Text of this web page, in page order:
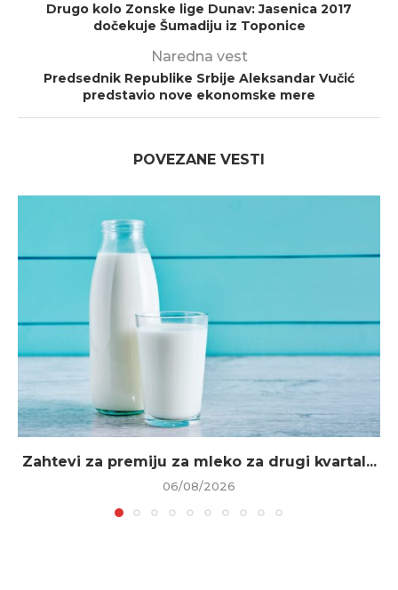
Drugo kolo Zonske lige Dunav: Jasenica 2017
dočekuje Šumadiju iz Toponice
Naredna vest
Predsednik Republike Srbije Aleksandar Vučić
predstavio nove ekonomske mere
POVEZANE VESTI
Zahtevi za premiju za mleko za drugi kvartal...
06/08/2026